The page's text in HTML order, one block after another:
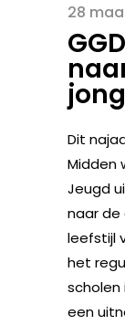
28
Dit
Midden
Jeugd
naar de
leefstijl
het
scholen
een